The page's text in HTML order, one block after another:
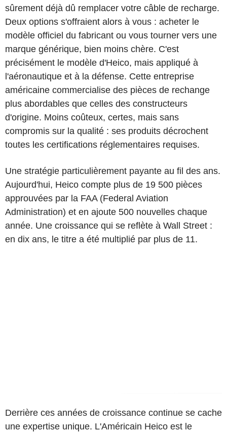
sûrement déjà dû remplacer votre câble de recharge.
Deux options s'offraient alors à vous : acheter le
modèle officiel du fabricant ou vous tourner vers une
marque générique, bien moins chère. C'est
précisément le modèle d'Heico, mais appliqué à
l'aéronautique et à la défense. Cette entreprise
américaine commercialise des pièces de rechange
plus abordables que celles des constructeurs
d'origine. Moins coûteux, certes, mais sans
compromis sur la qualité : ses produits décrochent
toutes les certifications réglementaires requises.
Une stratégie particulièrement payante au fil des ans.
Aujourd'hui, Heico compte plus de 19 500 pièces
approuvées par la FAA (Federal Aviation
Administration) et en ajoute 500 nouvelles chaque
année. Une croissance qui se reflète à Wall Street :
en dix ans, le titre a été multiplié par plus de 11.
Derrière ces années de croissance continue se cache
une expertise unique. L'Américain Heico est le